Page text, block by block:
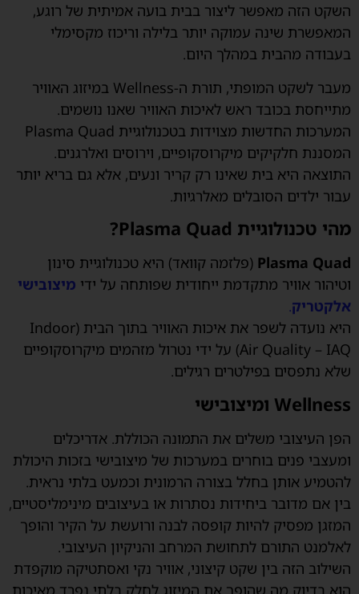
השקט הזה מאפשר ליצור בבית בועה אמיתית של רוגע,
המאפשרת שינה עמוקה יותר בלילה וריכוז מקסימלי
בעבודה מהבית במהלך היום.
מעבר לשקט המופתי, תורת ה-Wellness במיזוג האוויר
מתייחסת בכובד ראש לאיכות האוויר שאנו נושמים.
המערכות החדשות מצוידות בטכנולוגיית Plasma Quad
המסננת חלקיקים מיקרוסקופיים, וירוסים ואלרגנים.
התוצאה היא בית שאינו רק קריר ונעים, אלא גם בריא יותר
עבור ילדים הסובלים מאלרגיות.
מהי טכנולוגיית Plasma Quad?
Plasma Quad (פלזמה קוואד) היא טכנולוגיית סינון
וטיהור אוויר מתקדמת ייחודית שפותחה על ידי מיצובישי
אלקטריק.
היא נועדה לשפר את איכות האוויר בתוך הבית (Indoor
Air Quality – IAQ) על ידי נטרול מזהמים מיקרוסקופיים
שלא נתפסים בפילטרים רגילים.
Wellness ומיצובישי
הפן העיצובי משלים את התמונה הכוללת. אדריכלים
ומעצבי פנים בוחרים במערכות של מיצובישי בזכות היכולת
להטמיע אותן בחלל בצורה הרמונית וכמעט בלתי נראית.
בין אם מדובר ביחידות נסתרות או בעיצובים מינימליסטיים,
המזגן מפסיק להיות קופסה לבנה ורועשת על הקיר והופך
לאלמנט התורם לתחושת המרחב והניקיון העיצובי.
השילוב הזה בין שקט קיצוני, אוויר נקי ואסתטיקה מוקפדת
הוא בדיוק מה שהופך את המיזוג לחלק בלתי נפרד מאיכות